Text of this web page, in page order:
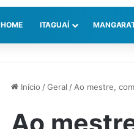
HOME ITAGUAÍ
Início /Geral /Ao mestre,